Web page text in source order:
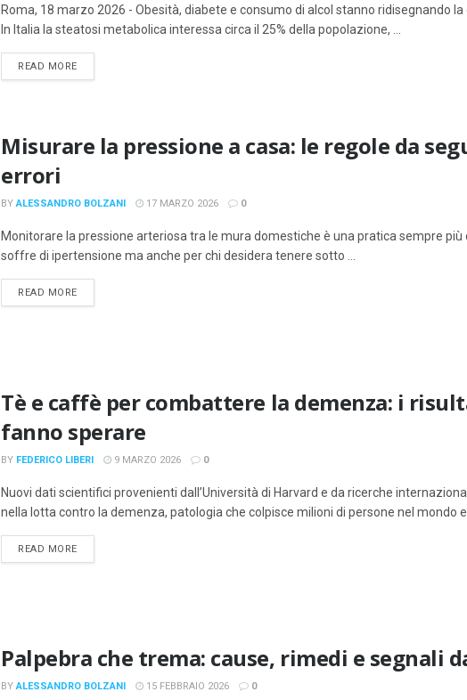
Roma, 18 marzo 2026 - Obesità, diabete e consumo di alcol stanno ridisegnando
In Italia la steatosi metabolica interessa circa il 25% della popolazione, ...
READ MOREDETAILS
Misurare la pressione a casa: le regole da
errori
BY ALESSANDRO BOLZANI 17 MARZO 2026 0
Monitorare la pressione arteriosa tra le mura domestiche è una pratica sempre
soffre di ipertensione ma anche per chi desidera tenere sotto ...
READ MOREDETAILS
Tè e caffè per combattere la demenza: i
fanno sperare
BY FEDERICO LIBERI 9 MARZO 2026 0
Nuovi dati scientifici provenienti dall’Università di Harvard e da ricerche
nella lotta contro la demenza, patologia che colpisce milioni di persone nel mondo e
READ MOREDETAILS
Palpebra che trema: cause, rimedi e segnali
BY ALESSANDRO BOLZANI 15 FEBBRAIO 2026 0